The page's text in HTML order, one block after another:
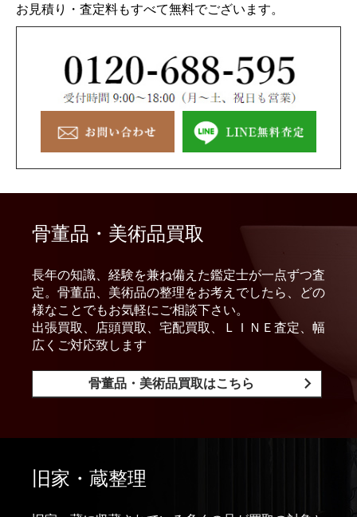
お見積り・査定料もすべて無料でございます。
骨董品・美術品買取
長年の知識、経験を兼ね備えた鑑定士が一点ずつ査
定。骨董品、美術品の整理をお考えでしたら、どの
様なことでもお気軽にご相談下さい。
出張買取、店頭買取、宅配買取、ＬＩＮＥ査定、幅
広くご対応致します
骨董品・美術品買取はこちら
旧家・蔵整理